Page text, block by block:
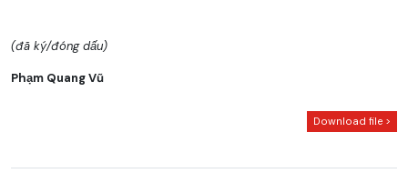
(đã ký/đóng dấu)
Phạm Quang Vũ
Download file >